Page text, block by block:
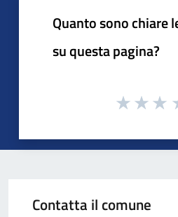
Quanto sono chiare
su questa pagina?
Contatta il comune